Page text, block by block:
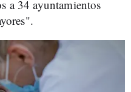
a 34 ayuntamientos